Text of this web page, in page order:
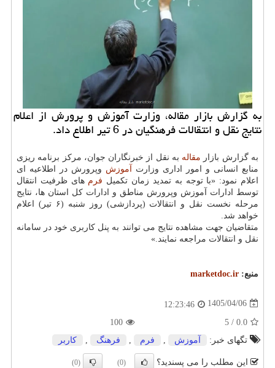
به گزارش بازار مقاله، وزارت آموزش و پرورش از اعلام
نتایج نقل و انتقالات فرهنگیان در 6 تیر اطلاع داد.
به گزارش بازار مقاله به نقل از خبرنگاران جوان، مرکز برنامه ریزی
منابع انسانی و امور اداری وزارت
آموزش وپرورش در اطلاعیه ای
اعلام نمود: «با توجه به تمدید زمان تکمیل فرم های ظرفیت انتقال
توسط ادارات آموزش وپرورش مناطق و ادارات کل استان ها، نتایج
مرحله نخست نقل و انتقالات (پردازشی) روز شنبه (۶ تیر) اعلام
خواهد شد.
متقاضیان جهت مشاهده نتایج می توانند به پنل کاربری خود در سامانه
نقل و انتقالات مراجعه نمایند.»
منبع: marketdoc.ir
1405/04/06
12:23:46
0.0
/ 5
100
تگهای خبر:
آموزش فرم فرهنگ كاربر
این مطلب را می پسندید؟ (0)
(0)